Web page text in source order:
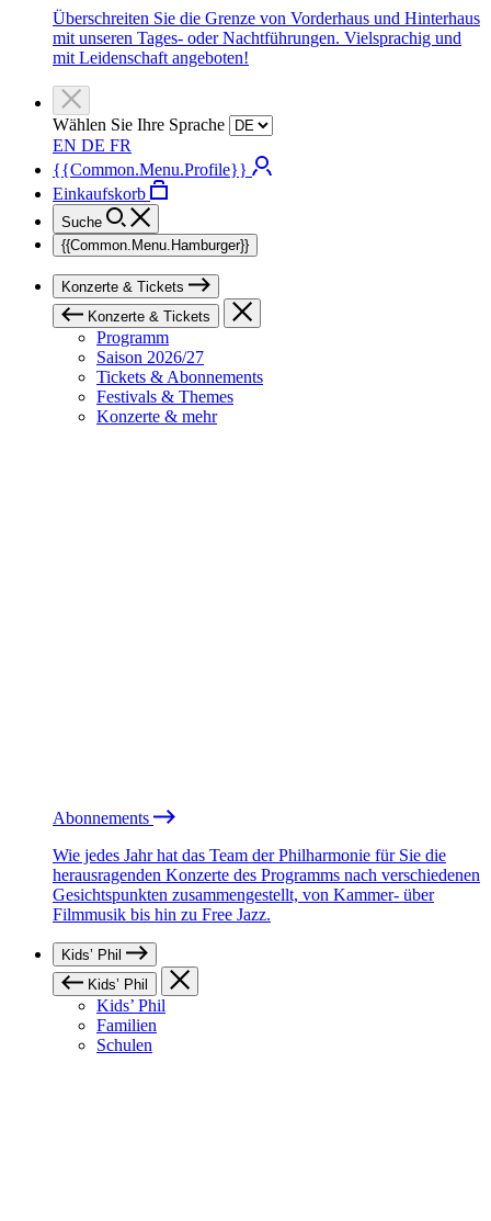
Überschreiten Sie die Grenze von Vorderhaus und Hinterhaus
mit unseren Tages- oder Nachtführungen. Vielsprachig und
mit Leidenschaft angeboten!
Wählen Sie Ihre Sprache
EN DE FR
{{Common.Menu.Profile}}
Einkaufskorb
Suche
{{Common.Menu.Hamburger}}
Konzerte & Tickets
Konzerte & Tickets
Programm
Saison 2026/27
Tickets & Abonnements
Festivals & Themes
Konzerte & mehr
Abonnements
Wie jedes Jahr hat das Team der Philharmonie für Sie die
herausragenden Konzerte des Programms nach verschiedenen
Gesichtspunkten zusammengestellt, von Kammer- über
Filmmusik bis hin zu Free Jazz.
Kids’ Phil
Kids’ Phil
Kids’ Phil
Familien
Schulen